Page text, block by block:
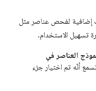
إضافية لفحص عناصر مثل
العناصر في
أنّه تم اختيار جزء